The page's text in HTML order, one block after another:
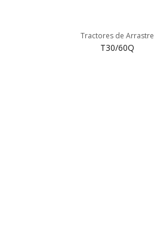
Tractores de Arrastre
T30/60Q